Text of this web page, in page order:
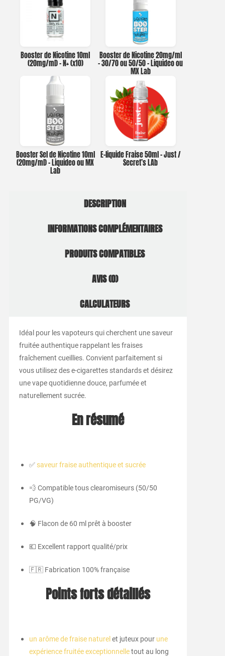
Booster de Nicotine 10ml
(20mg/ml) – N+ (x10)
Booster de Nicotine 20mg/ml
– 30/70 ou 50/50 – Liquideo ou
MX Lab
Booster Sel de Nicotine 10ml
(20mg/ml) – Liquideo ou MX
Lab
E-liquide Fraise 50ml – Just /
Secret’s LAb
DESCRIPTION
INFORMATIONS COMPLÉMENTAIRES
PRODUITS COMPATIBLES
AVIS (0)
CALCULATEURS
Idéal pour les vapoteurs qui cherchent une saveur
fruitée authentique rappelant les fraises
fraîchement cueillies. Convient parfaitement si
vous utilisez des e-cigarettes standards et désirez
une vape quotidienne douce, parfumée et
naturellement sucrée.
En résumé
✅ saveur fraise authentique et sucrée
💨 Compatible tous clearomiseurs (50/50
PG/VG)
🧠 Flacon de 60 ml prêt à booster
💶 Excellent rapport qualité/prix
🇫🇷 Fabrication 100% française
Points forts détaillés
un arôme de fraise naturel et juteux pour une
expérience fruitée exceptionnelletout au long